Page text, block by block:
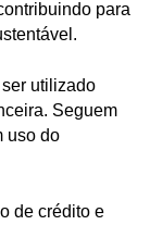
para
utilizado
Seguem
uso do
de crédito e